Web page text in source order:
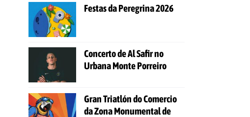
Festas da Peregrina 2026
Concerto de Al Safir no
Urbana Monte Porreiro
Gran Triatlón do Comercio
da Zona Monumental de